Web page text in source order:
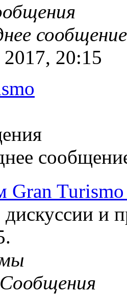
сообщение
20:15
Gran
и
Сообщения